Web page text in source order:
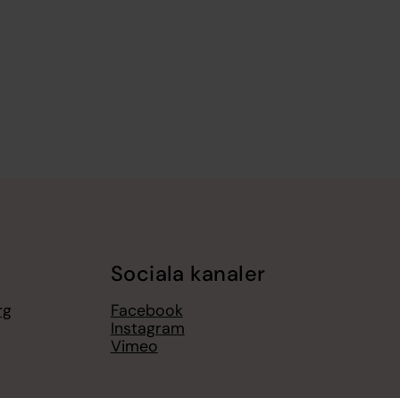
Sociala kanaler
Facebook
Instagram
Vimeo